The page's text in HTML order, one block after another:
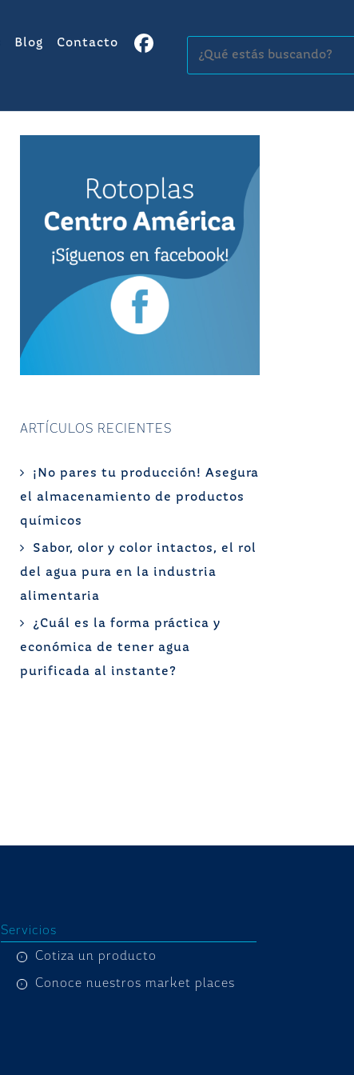
Blog Contacto Buscar:
ARTÍCULOS RECIENTES
¡No pares tu producción! Asegura
el almacenamiento de productos
químicos
Sabor, olor y color intactos, el rol
del agua pura en la industria
alimentaria
¿Cuál es la forma práctica y
económica de tener agua
purificada al instante?
Servicios
Cotiza un producto
Conoce nuestros market places